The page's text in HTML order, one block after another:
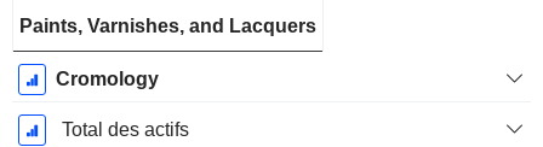
Paints, Varnishes, and Lacquers
Cromology
Total des actifs